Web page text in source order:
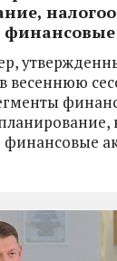
весеннюю